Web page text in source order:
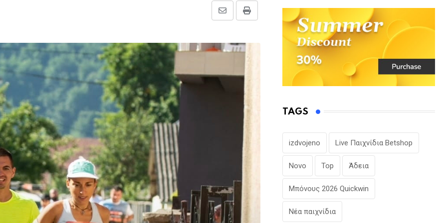
Print
Share
Email
TAGS
izdvojeno Live Παιχνίδια Betshop
Novo Top Άδεια
Μπόνους 2026 Quickwin
Νέα παιχνίδια